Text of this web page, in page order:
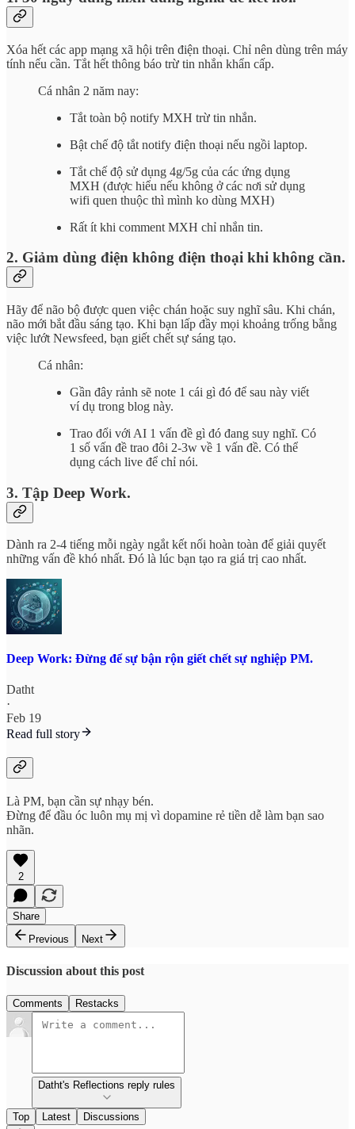
Xóa hết các app mạng xã hội trên điện thoại. Chỉ nên dùng trên máy
tính nếu cần. Tắt hết thông báo trừ tin nhắn khẩn cấp.
Cá nhân 2 năm nay:
Tắt toàn bộ notify MXH trừ tin nhắn.
Bật chế độ tắt notify điện thoại nếu ngồi laptop.
Tắt chế độ sử dụng 4g/5g của các ứng dụng
MXH (được hiểu nếu không ở các nơi sử dụng
wifi quen thuộc thì mình ko dùng MXH)
Rất ít khi comment MXH chỉ nhắn tin.
2. Giảm dùng điện không điện thoại khi không cần.
Hãy để não bộ được quen việc chán hoặc suy nghĩ sâu. Khi chán,
não mới bắt đầu sáng tạo. Khi bạn lấp đầy mọi khoảng trống bằng
việc lướt Newsfeed, bạn giết chết sự sáng tạo.
Cá nhân:
Gần đây rảnh sẽ note 1 cái gì đó để sau này viết
ví dụ trong blog này.
Trao đổi với AI 1 vấn đề gì đó đang suy nghĩ. Có
1 số vấn đề trao đôi 2-3w về 1 vấn đề. Có thể
dụng cách live để chỉ nói.
3. Tập Deep Work.
Dành ra 2-4 tiếng mỗi ngày ngắt kết nối hoàn toàn để giải quyết
những vấn đề khó nhất. Đó là lúc bạn tạo ra giá trị cao nhất.
Deep Work: Đừng để sự bận rộn giết chết sự nghiệp PM.
Datht
·
Feb 19
Read full story
Là PM, bạn cần sự nhạy bén.
Đừng để đầu óc luôn mụ mị vì dopamine rẻ tiền dễ làm bạn sao
nhãn.
2
Share
Previous
Next
Discussion about this post
Comments Restacks
Datht's Reflections reply rules
Top Latest Discussions